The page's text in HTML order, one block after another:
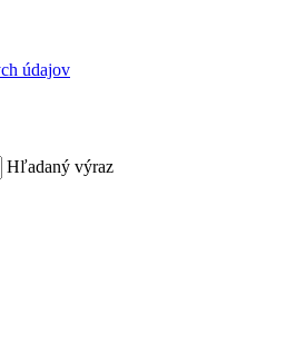
údajov
Hľadaný výraz